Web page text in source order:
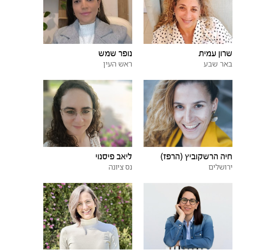
שרון עמית
באר שבע
נופר שמש
ראש העין
חיה הרשקוביץ (הרפז)
ירושלים
ליאב פיסנוי
נס ציונה